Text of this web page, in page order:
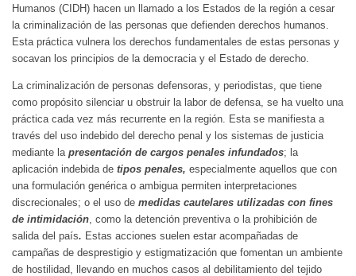
Humanos (CIDH) hacen un llamado a los Estados de la región a cesar
la criminalización de las personas que defienden derechos humanos.
Esta práctica vulnera los derechos fundamentales de estas personas y
socavan los principios de la democracia y el Estado de derecho.
La criminalización de personas defensoras, y periodistas, que tiene
como propósito silenciar u obstruir la labor de defensa, se ha vuelto una
práctica cada vez más recurrente en la región. Esta se manifiesta a
través del uso indebido del derecho penal y los sistemas de justicia
mediante la presentación de cargos penales infundados; la
aplicación indebida de tipos penales, especialmente aquellos que con
una formulación genérica o ambigua permiten interpretaciones
discrecionales; o el uso de medidas cautelares utilizadas con fines
de intimidación , como la detención preventiva o la prohibición de
salida del país. Estas acciones suelen estar acompañadas de
campañas de desprestigio y estigmatización que fomentan un ambiente
de hostilidad, llevando en muchos casos al debilitamiento del tejido